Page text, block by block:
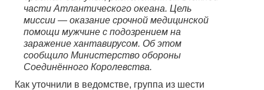
части Атлантического океана. Цель
миссии — оказание срочной медицинской
помощи мужчине с подозрением на
заражение хантавирусом. Об этом
сообщило Министерство обороны
Соединённого Королевства.
Как уточнили в ведомстве, группа из шести